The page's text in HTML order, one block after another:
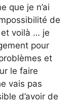
que je n’ai
de
et voilà … je
pour
et
le faire
vais pas
d’avoir de